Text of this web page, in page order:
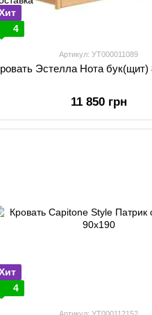
4
Артикул: УТ000011089
Эстелла Нота бук(щит)
11 850 грн
4